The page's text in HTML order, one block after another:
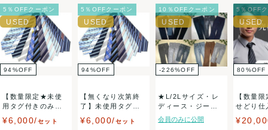
こちらの出品者の商品を¥20,000以上注文の場合送料無料に
なります
出荷目安：1週間程度
出荷予定日：ご注文後なるべく迅速に発送対応致します。
兵庫県から出荷
5％OFFクーポン
94%OFF
【数量限定★未使
用タグ付きのみ】
★ブランドネクタ
イ...
¥6,000/セット
5％OFFクーポン
94%OFF
【無くなり次第終
了】未使用タグ付
きのみ ブランド
ネ...
¥6,000/セット
10％OFFクーポン
-226%OFF
★L/2Lサイズ・レ
ディース・ジーン
ズ色々★古着ア...
会員のみに公開
5％OFF
80%OFF
【数量
せどり仕
ト ★某
販...